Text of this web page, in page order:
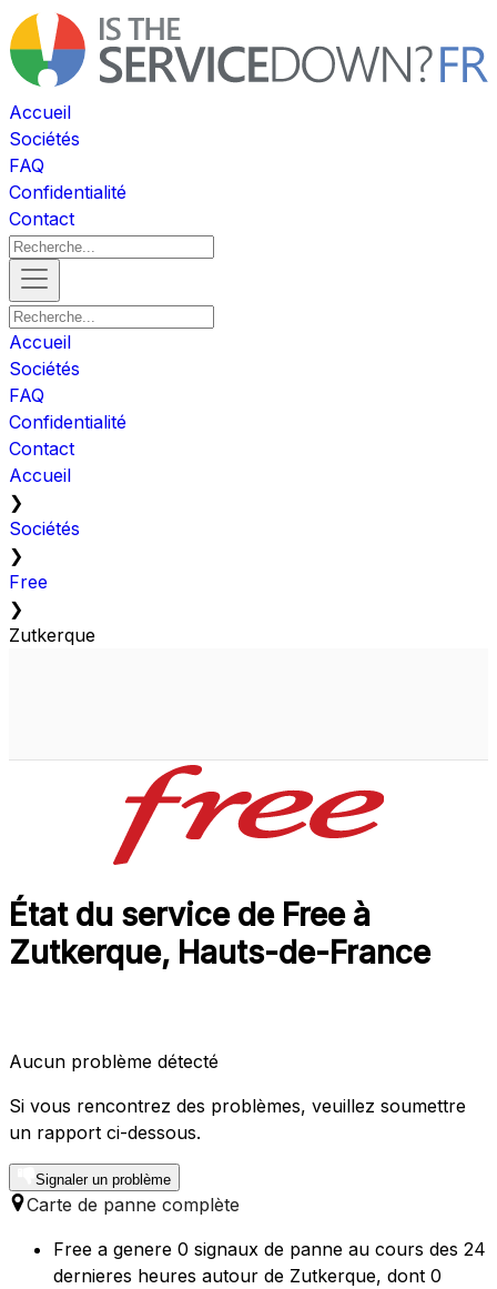
Accueil
Sociétés
FAQ
Confidentialité
Contact
Accueil
Sociétés
FAQ
Confidentialité
Contact
Accueil
❯
Sociétés
❯
Free
❯
Zutkerque
État du service de Free à
Zutkerque, Hauts-de-France
Aucun problème détecté
Si vous rencontrez des problèmes, veuillez soumettre
un rapport ci-dessous.
Signaler un problème
Carte de panne complète
Free a genere 0 signaux de panne au cours des 24
dernieres heures autour de Zutkerque, dont 0